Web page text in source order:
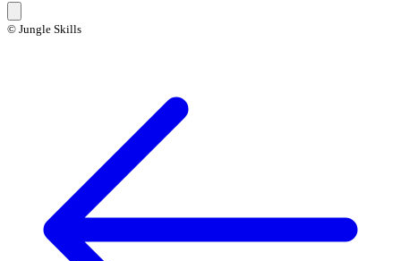
© Jungle Skills